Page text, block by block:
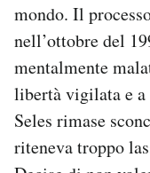
mondo. Il
nell’ottobre del
mentalmente
libertà vigilata e a
Seles rimase
riteneva troppo